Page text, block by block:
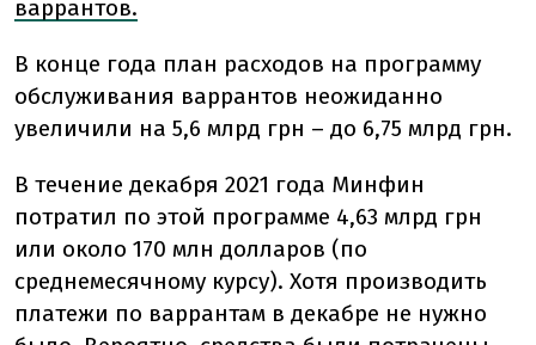
варрантов.
В конце года план расходов на программу
обслуживания варрантов неожиданно
увеличили на 5,6 млрд грн – до 6,75 млрд грн.
В течение декабря 2021 года Минфин
потратил по этой программе 4,63 млрд грн
или около 170 млн долларов (по
среднемесячному курсу). Хотя производить
платежи по варрантам в декабре не нужно